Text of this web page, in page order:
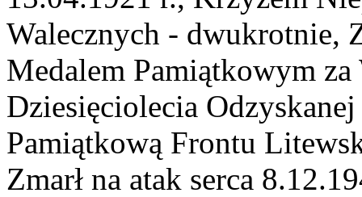
Walecznych - dwukrotnie,
Medalem Pamiątkowym
Dziesięciolecia
Pamiątkową Frontu
Zmarł na atak serca